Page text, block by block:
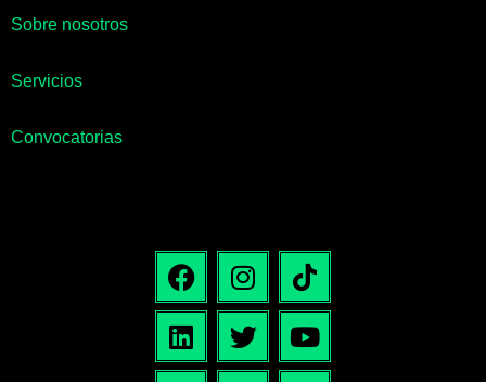
Sobre nosotros
Servicios
Convocatorias